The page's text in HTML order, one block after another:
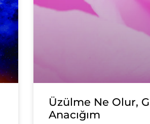
Üzülme Ne Olur,
Anacığım